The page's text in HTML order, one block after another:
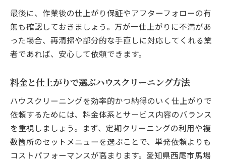
最後に、作業後の仕上がり保証やアフターフォローの有
無も確認しておきましょう。万が一仕上がりに不満があ
った場合、再清掃や部分的な手直しに対応してくれる業
者であれば、安心して依頼できます。
料金と仕上がりで選ぶハウスクリーニング方法
ハウスクリーニングを効率的かつ納得のいく仕上がりで
依頼するためには、料金体系とサービス内容のバランス
を重視しましょう。まず、定期クリーニングの利用や複
数箇所のセットメニューを選ぶことで、単発依頼よりも
コストパフォーマンスが高まります。愛知県西尾市馬場